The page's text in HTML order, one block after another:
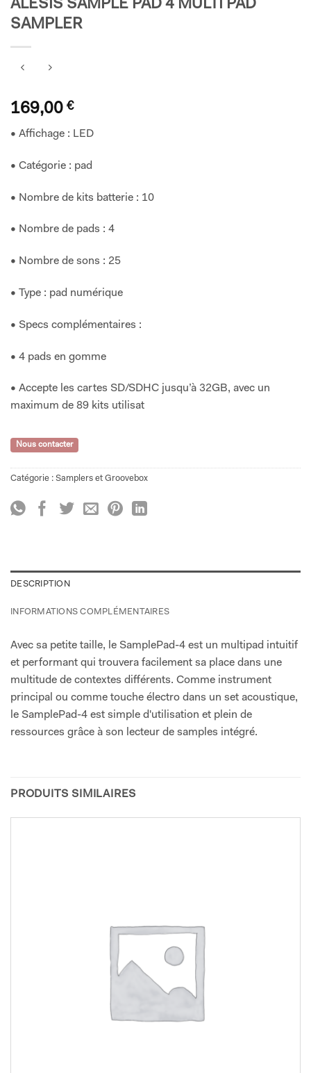
ALESIS SAMPLE PAD 4 MULTI PAD
SAMPLER
169,00 €
• Affichage : LED
• Catégorie : pad
• Nombre de kits batterie : 10
• Nombre de pads : 4
• Nombre de sons : 25
• Type : pad numérique
• Specs complémentaires :
• 4 pads en gomme
• Accepte les cartes SD/SDHC jusqu’à 32GB, avec un
maximum de 89 kits utilisat
Nous contacter
Catégorie : Samplers et Groovebox
DESCRIPTION
INFORMATIONS COMPLÉMENTAIRES
Avec sa petite taille, le SamplePad-4 est un multipad intuitif
et performant qui trouvera facilement sa place dans une
multitude de contextes différents. Comme instrument
principal ou comme touche électro dans un set acoustique,
le SamplePad-4 est simple d'utilisation et plein de
ressources grâce à son lecteur de samples intégré.
PRODUITS SIMILAIRES